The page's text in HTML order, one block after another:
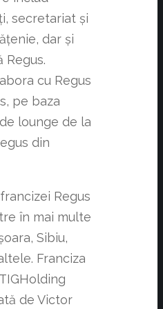
secretariat și
dar și
Regus.
cu Regus
pe baza
lounge de la
din
Regus
în mai multe
Sibiu,
Franciza
de Victor